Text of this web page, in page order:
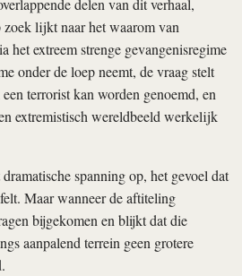
delen van dit verhaal,
lijkt naar het waarom van
het extreem strenge gevangenisregime
onder de loep neemt, de vraag stelt
terrorist kan worden genoemd, en
extremistisch wereldbeeld werkelijk
spanning op, het gevoel dat
Maar wanneer de aftiteling
bijgekomen en blijkt dat die
aanpalend terrein geen grotere